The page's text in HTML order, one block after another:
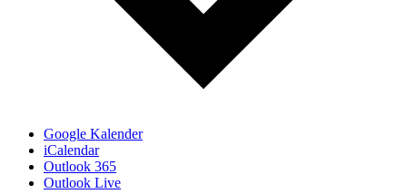
Google Kalender
iCalendar
Outlook 365
Outlook Live